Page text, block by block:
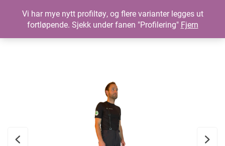
Vi har mye nytt profiltøy, og flere varianter legges ut
fortløpende. Sjekk under fanen "Profilering" Fjern